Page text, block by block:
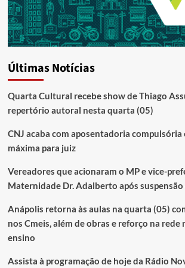
Últimas Notícias
Quarta Cultural recebe show de Thiago
repertório autoral nesta quarta (05)
CNJ acaba com aposentadoria compulsória
máxima para juiz
Vereadores que acionaram o MP e vice-
Maternidade Dr. Adalberto após
Anápolis retorna às aulas na quarta (05)
nos Cmeis, além de obras e reforço na rede
ensino
Assista à programação de hoje da Rádio